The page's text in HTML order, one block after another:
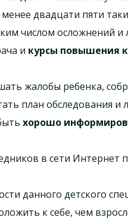
двадцати пяти
числом осложнений
и курсы повышения
жалобы ребенка,
план обследования
хорошо
в сети Интернет
данного детского
к себе, чем